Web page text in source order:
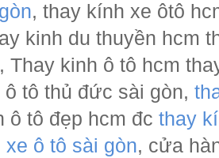
, thay kính xe ôtô
kinh du thuyền hcm
, Thay kinh ô tô hcm
ô tô thủ đức sài gòn,
ô tô đẹp hcm đc thay
xe ô tô sài gòn, cửa